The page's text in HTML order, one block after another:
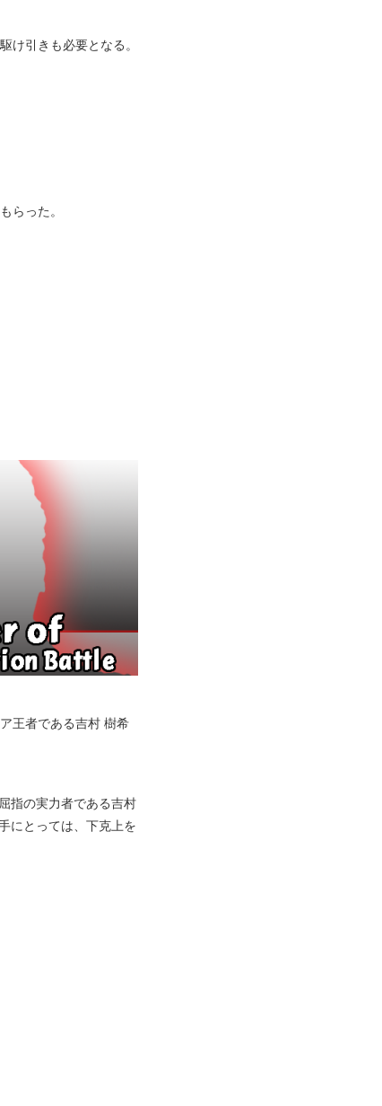
け引きも必要となる。
らった。
王者である吉村 樹希
指の実力者である吉村
にとっては、下克上を